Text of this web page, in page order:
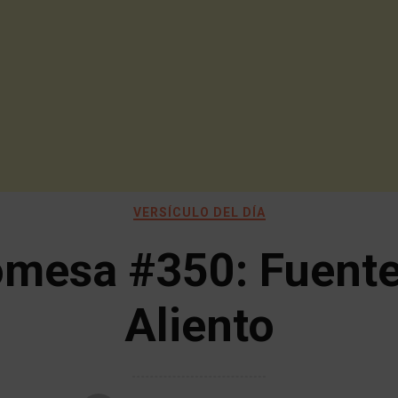
VERSÍCULO DEL DÍA
#350:
Aliento